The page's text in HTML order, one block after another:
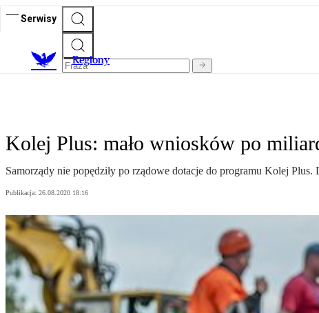
Serwisy
Regiony
Kolej Plus: mało wniosków po
Samorządy nie popędziły po rządowe dotacje do programu Kolej
Publikacja: 26.08.2020 18:16